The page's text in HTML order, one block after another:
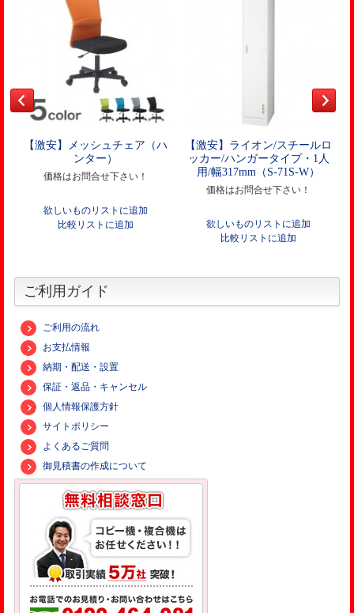
【激安】メッシュチェア（ハ
ンター）
価格はお問合せ下さい！
欲しいものリストに追加
比較リストに追加
【激安】ライオン/スチールロ
ッカー/ハンガータイプ・1人
用/幅317mm（S-71S-W）
価格はお問合せ下さい！
欲しいものリストに追加
比較リストに追加
ご利用ガイド
ご利用の流れ
お支払情報
納期・配送・設置
保証・返品・キャンセル
個人情報保護方針
サイトポリシー
よくあるご質問
御見積書の作成について